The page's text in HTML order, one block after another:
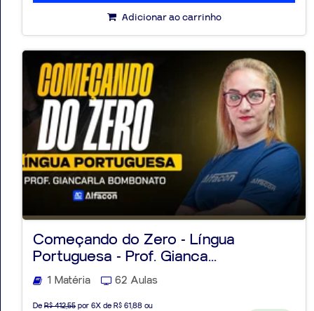
Adicionar ao carrinho
Começando do Zero - Língua
Portuguesa - Prof. Gianca...
1 Matéria 62 Aulas
De R$ 412,55 por 6X de R$ 61,88 ou